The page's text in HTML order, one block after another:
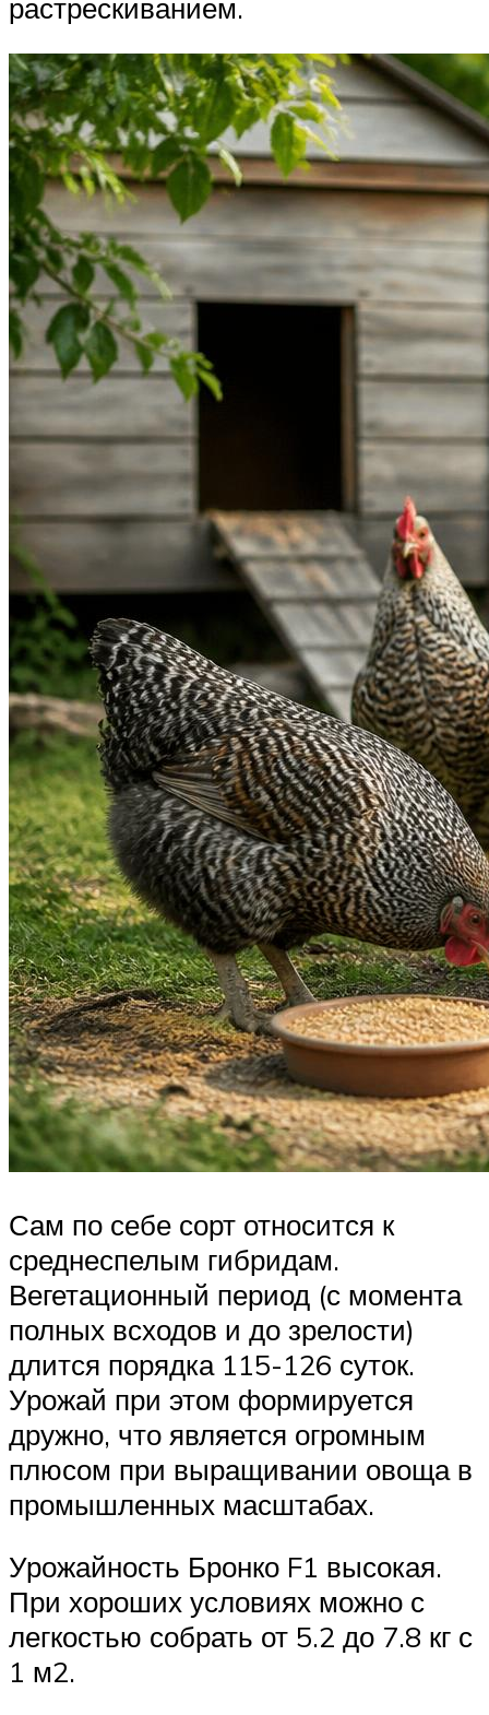
растрескиванием.
Сам по себе сорт относится к
среднеспелым гибридам.
Вегетационный период (с момента
полных всходов и до зрелости)
длится порядка 115-126 суток.
Урожай при этом формируется
дружно, что является огромным
плюсом при выращивании овоща в
промышленных масштабах.
Урожайность Бронко F1 высокая.
При хороших условиях можно с
легкостью собрать от 5.2 до 7.8 кг с
1 м2.